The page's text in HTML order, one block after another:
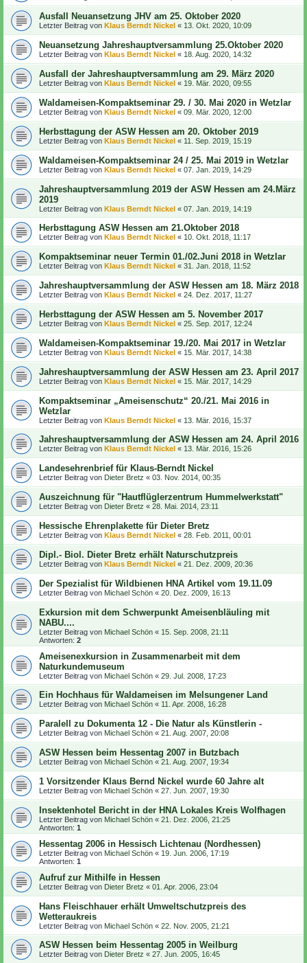
Ausfall Neuansetzung JHV am 25. Oktober 2020
Letzter Beitrag von Klaus Berndt Nickel « 13. Okt. 2020, 10:09
Neuansetzung Jahreshauptversammlung 25.Oktober 2020
Letzter Beitrag von Klaus Berndt Nickel « 18. Aug. 2020, 14:32
Ausfall der Jahreshauptversammlung am 29. März 2020
Letzter Beitrag von Klaus Berndt Nickel « 19. Mär. 2020, 09:55
Waldameisen-Kompaktseminar 29. / 30. Mai 2020 in Wetzlar
Letzter Beitrag von Klaus Berndt Nickel « 09. Mär. 2020, 12:00
Herbsttagung der ASW Hessen am 20. Oktober 2019
Letzter Beitrag von Klaus Berndt Nickel « 11. Sep. 2019, 15:19
Waldameisen-Kompaktseminar 24 / 25. Mai 2019 in Wetzlar
Letzter Beitrag von Klaus Berndt Nickel « 07. Jan. 2019, 14:29
Jahreshauptversammlung 2019 der ASW Hessen am 24.März
2019
Letzter Beitrag von Klaus Berndt Nickel « 07. Jan. 2019, 14:19
Herbsttagung ASW Hessen am 21.Oktober 2018
Letzter Beitrag von Klaus Berndt Nickel « 10. Okt. 2018, 11:17
Kompaktseminar neuer Termin 01./02.Juni 2018 in Wetzlar
Letzter Beitrag von Klaus Berndt Nickel « 31. Jan. 2018, 11:52
Jahreshauptversammlung der ASW Hessen am 18. März 2018
Letzter Beitrag von Klaus Berndt Nickel « 24. Dez. 2017, 11:27
Herbsttagung der ASW Hessen am 5. November 2017
Letzter Beitrag von Klaus Berndt Nickel « 25. Sep. 2017, 12:24
Waldameisen-Kompaktseminar 19./20. Mai 2017 in Wetzlar
Letzter Beitrag von Klaus Berndt Nickel « 15. Mär. 2017, 14:38
Jahreshauptversammlung der ASW Hessen am 23. April 2017
Letzter Beitrag von Klaus Berndt Nickel « 15. Mär. 2017, 14:29
Kompaktseminar „Ameisenschutz“ 20./21. Mai 2016 in
Wetzlar
Letzter Beitrag von Klaus Berndt Nickel « 13. Mär. 2016, 15:37
Jahreshauptversammlung der ASW Hessen am 24. April 2016
Letzter Beitrag von Klaus Berndt Nickel « 13. Mär. 2016, 15:26
Landesehrenbrief für Klaus-Berndt Nickel
Letzter Beitrag von Dieter Bretz « 03. Nov. 2014, 00:35
Auszeichnung für "Hautflüglerzentrum Hummelwerkstatt"
Letzter Beitrag von Dieter Bretz « 28. Mai. 2014, 23:11
Hessische Ehrenplakette für Dieter Bretz
Letzter Beitrag von Klaus Berndt Nickel « 28. Feb. 2011, 00:01
Dipl.- Biol. Dieter Bretz erhält Naturschutzpreis
Letzter Beitrag von Klaus Berndt Nickel « 21. Dez. 2009, 20:36
Der Spezialist für Wildbienen HNA Artikel vom 19.11.09
Letzter Beitrag von Michael Schön « 20. Dez. 2009, 16:13
Exkursion mit dem Schwerpunkt Ameisenbläuling mit
NABU....
Letzter Beitrag von Michael Schön « 15. Sep. 2008, 21:11
Antworten: 2
Ameisenexkursion in Zusammenarbeit mit dem
Naturkundemuseum
Letzter Beitrag von Michael Schön « 29. Jul. 2008, 17:23
Ein Hochhaus für Waldameisen im Melsungener Land
Letzter Beitrag von Michael Schön « 11. Apr. 2008, 16:28
Paralell zu Dokumenta 12 - Die Natur als Künstlerin -
Letzter Beitrag von Michael Schön « 21. Aug. 2007, 20:08
ASW Hessen beim Hessentag 2007 in Butzbach
Letzter Beitrag von Michael Schön « 21. Aug. 2007, 19:34
1 Vorsitzender Klaus Bernd Nickel wurde 60 Jahre alt
Letzter Beitrag von Michael Schön « 27. Jun. 2007, 19:30
Insektenhotel Bericht in der HNA Lokales Kreis Wolfhagen
Letzter Beitrag von Michael Schön « 21. Dez. 2006, 21:25
Antworten: 1
Hessentag 2006 in Hessisch Lichtenau (Nordhessen)
Letzter Beitrag von Michael Schön « 19. Jun. 2006, 17:19
Antworten: 1
Aufruf zur Mithilfe in Hessen
Letzter Beitrag von Dieter Bretz « 01. Apr. 2006, 23:04
Hans Fleischhauer erhält Umweltschutzpreis des
Wetteraukreis
Letzter Beitrag von Michael Schön « 22. Nov. 2005, 21:21
ASW Hessen beim Hessentag 2005 in Weilburg
Letzter Beitrag von Dieter Bretz « 27. Jun. 2005, 16:45